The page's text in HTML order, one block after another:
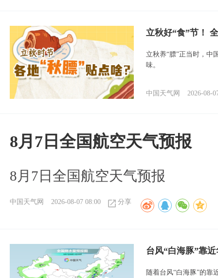
立秋好“食”节！
立秋养“膘”正当时，中
味。
中国天气网 2026-08-
8月7日全国航空天气预报
8月7日全国航空天气预报
中国天气网 2026-08-07 08:00 分享
台风“白海豚”靠
随着台风“白海豚”的靠